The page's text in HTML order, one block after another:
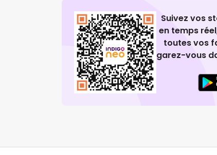
Suivez vos
en temps
toutes vos
garez-vous